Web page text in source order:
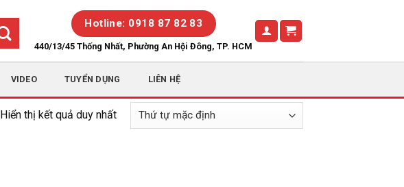
Hotline: 0918 87 82 83
440/13/45 Thống Nhất, Phường An Hội Đông, TP. HCM
VIDEO TUYỂN DỤNG LIÊN HỆ
Hiển thị kết quả duy nhất